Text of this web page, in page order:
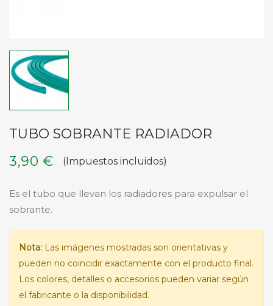
TUBO SOBRANTE RADIADOR
3,90 €
(Impuestos incluidos)
Es el tubo que llevan los radiadores para expulsar el
sobrante.
Nota: Las imágenes mostradas son orientativas y
pueden no coincidir exactamente con el producto final.
Los colores, detalles o accesorios pueden variar según
el fabricante o la disponibilidad.